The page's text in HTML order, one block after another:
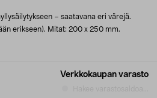
Verkkokaupan varasto
– saatavana eri värejä.
erikseen). Mitat: 200 x 250 mm.